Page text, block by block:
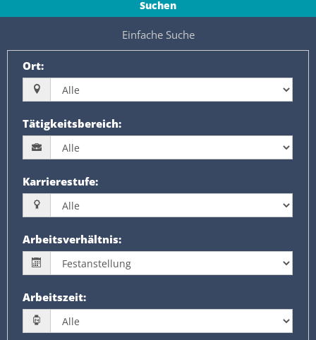
Suchen
Einfache Suche
Ort:
Tätigkeitsbereich:
Karrierestufe:
Arbeitsverhältnis:
Arbeitszeit: